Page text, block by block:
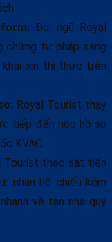
Đội ngũ Royal
chứng tư pháp sang
khai xin thị thực trên
Royal Tourist thay
tiếp đến nộp hồ sơ
KVAC.
Tourist theo sát tiến
nhận hộ chiếu kèm
về tận nhà quý